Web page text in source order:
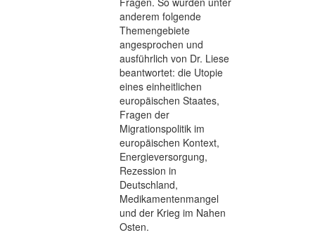
anderem folgende
Themengebiete
angesprochen und
ausführlich von Dr. Liese
beantwortet: die Utopie
eines einheitlichen
europäischen Staates,
Fragen der
Migrationspolitik im
europäischen Kontext,
Energieversorgung,
Rezession in
Deutschland,
Medikamentenmangel
und der Krieg im Nahen
Osten.